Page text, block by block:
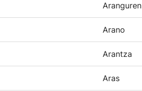
Aranguren
Arano
Arantza
Aras